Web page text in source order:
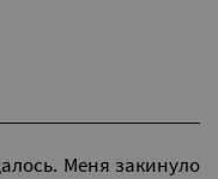
Меня закинуло